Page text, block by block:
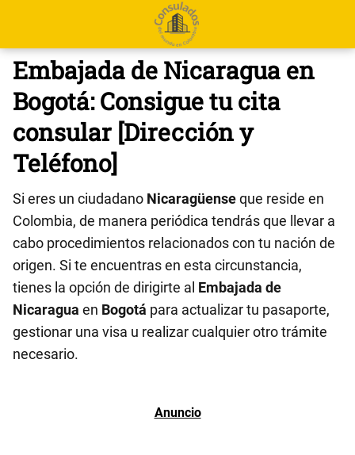
Embajada de Nicaragua en
Bogotá: Consigue tu cita
consular [Dirección y
Teléfono]
Si eres un ciudadano Nicaragüenseque reside en
Colombia, de manera periódica tendrás que llevar a
cabo procedimientos relacionados con tu nación de
origen. Si te encuentras en esta circunstancia,
tienes la opción de dirigirte al Embajada de
Nicaragua en Bogotá para actualizar tu pasaporte,
gestionar una visa u realizar cualquier otro trámite
necesario.